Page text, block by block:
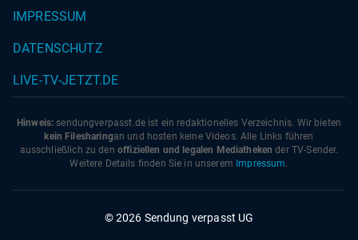
IMPRESSUM
DATENSCHUTZ
LIVE-TV-JETZT.DE
Hinweis: sendungverpasst.de ist ein redaktionelles Verzeichnis. Wir bieten
kein Filesharingan und hosten keine Videos. Alle Links führen
ausschließlich zu den offiziellen und legalen Mediatheken der TV-Sender.
Weitere Details finden Sie in unserem Impressum.
© 2026 Sendung verpasst UG